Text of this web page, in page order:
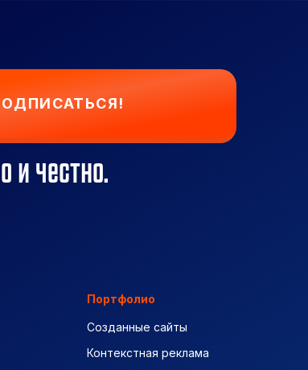
и честно.
Портфолио
Созданные сайты
Контекстная реклама